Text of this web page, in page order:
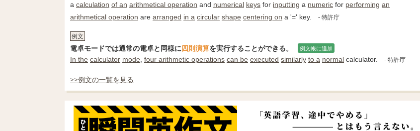
a calculation of an arithmetical operation and numerical keys for inputting a numeric for performing an
arithmetical operation are arranged in a circular shape centering on a '=' key. - 特許庁
例文
電卓モードでは通常の電卓と同様に四則演算を実行することができる。 例文帳に追加
In the calculator mode four arithmetic operations can be executed similarly to a normal calculator. - 特許庁
>>例文の一覧を見る